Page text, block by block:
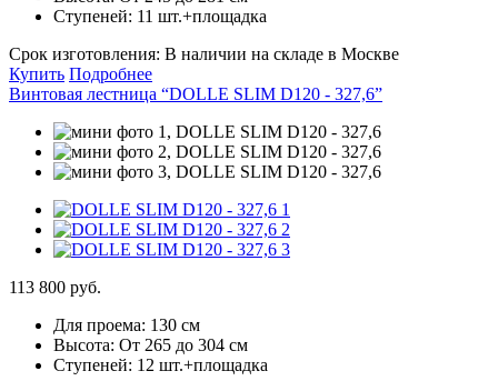
Ступеней: 11 шт.+площадка
Срок изготовления: В наличии на складе в Москве
Купить Подробнее
Винтовая лестница “DOLLE SLIM D120 - 327,6”
113 800 руб.
Для проема: 130 см
Высота: От 265 до 304 см
Ступеней: 12 шт.+площадка